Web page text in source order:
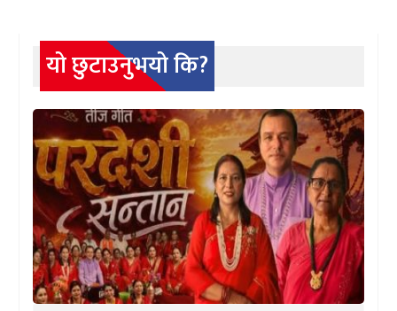
यो छुटाउनुभयो कि?